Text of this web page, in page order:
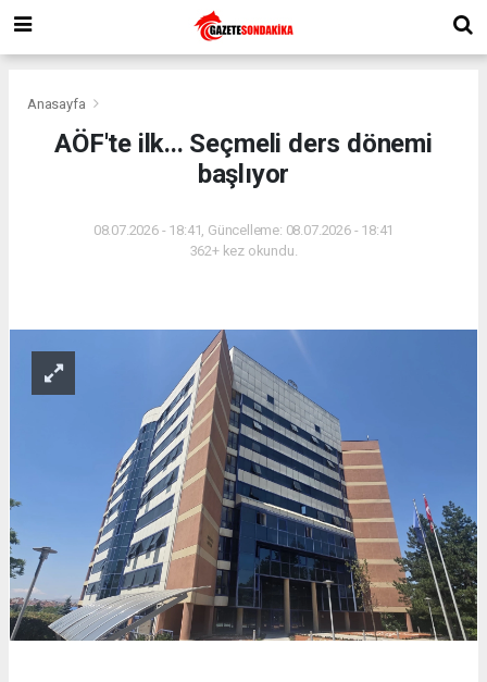
Anasayfa
AÖF'te ilk... Seçmeli ders dönemi
başlıyor
08.07.2026 - 18:41, Güncelleme: 08.07.2026 - 18:41
362+ kez okundu.